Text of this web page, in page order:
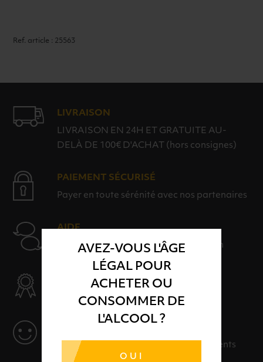
AVEZ-VOUS L'ÂGE
LÉGAL POUR
ACHETER OU
CONSOMMER DE
L'ALCOOL ?
OUI
Ref. article : 25563
LIVRAISON
LIVRAISON EN 24H ET GRATUITE AU-
DELÀ DE 100€ D'ACHAT (hors consignes)
PAIEMENT SÉCURISÉ
Payer en toute sérénité avec nos partenaires
AIDE
Nos conseillers sont à votre disposition
SÉLECTION & QUALITÉ
Des produits sélectionnés avec soins
Des solutions adaptées à vos événements